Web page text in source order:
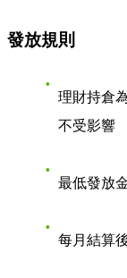
發放規則
理財持倉
不受影響
最低發放
每月結算